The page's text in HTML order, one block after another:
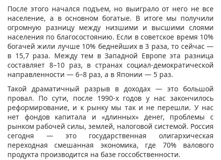
После этого начался подъем, но выиграло от него не все
население, а в основном богатые. В итоге мы получили
огромную разницу между низшими и высшими слоями
населения по благосостоянию. Если в советское время 10%
богачей жили лучше 10% беднейших в 3 раза, то сейчас —
в 15,7 раза. Между тем в Западной Европе эта разница
составляет 8–10 раз, в странах социал-демократической
направленности — 6–8 раз, а в Японии — 5 раз.
Такой драматичный разрыв в доходах — это большой
провал. По сути, после 1990-х годов у нас закончилось
реформирование, и к рынку мы так и не перешли. У нас
нет фондов капитала и «длинных» денег, проблемы с
рынком рабочей силы, землей, налоговой системой. Россия
сегодня — это государственная олигархическая
переходная смешанная экономика, где 70% валового
продукта производится на базе госсобственности.